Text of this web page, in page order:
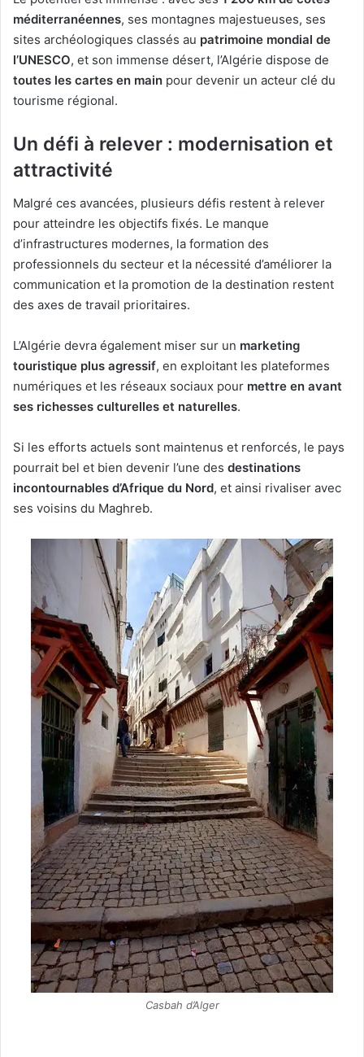
méditerranéennes, ses montagnes majestueuses, ses
sites archéologiques classés au patrimoine mondial de
l’UNESCO, et son immense désert, l’Algérie dispose de
toutes les cartes en main pour devenir un acteur clé du
tourisme régional.
Un défi à relever : modernisation et
attractivité
Malgré ces avancées, plusieurs défis restent à relever
pour atteindre les objectifs fixés. Le manque
d’infrastructures modernes, la formation des
professionnels du secteur et la nécessité d’améliorer la
communication et la promotion de la destination restent
des axes de travail prioritaires.
L’Algérie devra également miser sur un marketing
touristique plus agressif, en exploitant les plateformes
numériques et les réseaux sociaux pour mettre en avant
ses richesses culturelles et naturelles.
Si les efforts actuels sont maintenus et renforcés, le pays
pourrait bel et bien devenir l’une des destinations
incontournables d’Afrique du Nord, et ainsi rivaliser avec
ses voisins du Maghreb.
Casbah d’Alger